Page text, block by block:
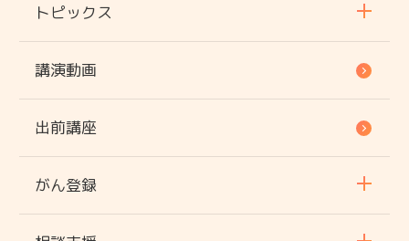
トピックス
講演動画
出前講座
がん登録